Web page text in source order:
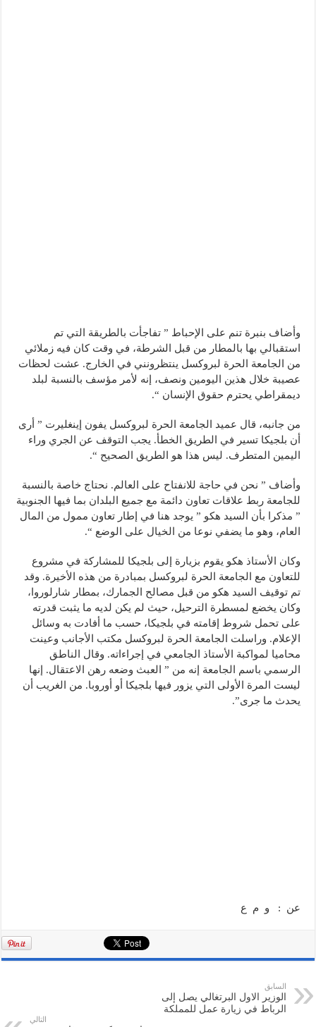
وأضاف بنبرة تنم على الإحباط ” تفاجأت بالطريقة التي تم
استقبالي بها بالمطار من قبل الشرطة، في وقت كان فيه زملائي
من الجامعة الحرة لبروكسل ينتظرونني في الخارج. عشت لحظات
عصيبة خلال هذين اليومين ونصف، إنه لأمر مؤسف بالنسبة لبلد
ديمقراطي يحترم حقوق الإنسان “.
من جانبه، قال عميد الجامعة الحرة لبروكسل يفون إينغليرت ” أرى
أن بلجيكا تسير في الطريق الخطأ. يجب التوقف عن الجري وراء
اليمين المتطرف. ليس هذا هو الطريق الصحيح “.
وأضاف ” نحن في حاجة للانفتاح على العالم. نحتاج خاصة بالنسبة
للجامعة ربط علاقات تعاون دائمة مع جميع البلدان بما فيها الجنوبية
” مذكرا بأن السيد هكو ” يوجد هنا في إطار تعاون ممول من المال
العام، وهو ما يضفي نوعا من الخيال على الوضع “.
وكان الأستاذ هكو يقوم بزيارة إلى بلجيكا للمشاركة في مشروع
للتعاون مع الجامعة الحرة لبروكسل بمبادرة من هذه الأخيرة. وقد
تم توقيف السيد هكو من قبل مصالح الجمارك، بمطار شارلوروا،
وكان يخضع لمسطرة الترحيل، حيث لم يكن لديه ما يثبت قدرته
على تحمل شروط إقامته في بلجيكا، حسب ما أفادت به وسائل
الإعلام. وراسلت الجامعة الحرة لبروكسل مكتب الأجانب وعينت
محاميا لمواكبة الأستاذ الجامعي في إجراءاته. وقال الناطق
الرسمي باسم الجامعة إنه من ” العبث وضعه رهن الاعتقال. إنها
ليست المرة الأولى التي يزور فيها بلجيكا أو أوروبا. من الغريب أن
يحدث ما جرى”.
عن : و م ع
السابق
الوزير الاول البرتغالي يصل إلى
الرباط في زيارة عمل للمملكة
التالي